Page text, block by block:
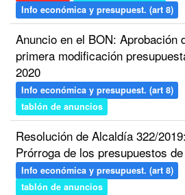
Info económica y presupuest. (art 8)
Anuncio en el BON: Aprobación
primera modificación
2020
Info económica y presupuest. (art 8)
tablón de anuncios
Resolución de Alcaldía 322/2019:
Prórroga de los presupuestos
Info económica y presupuest. (art 8)
tablón de anuncios